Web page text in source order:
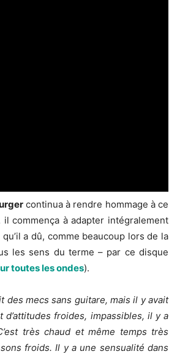
continua à rendre hommage à ce
commença à adapter intégralement
a dû, comme beaucoup lors de la
les sens du terme – par ce disque
toutes les ondes).
des mecs sans guitare, mais il y avait
d’attitudes froides, impassibles, il y a
très chaud et même temps très
froids. Il y a une sensualité dans